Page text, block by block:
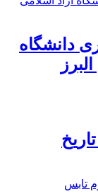
دانشگاه